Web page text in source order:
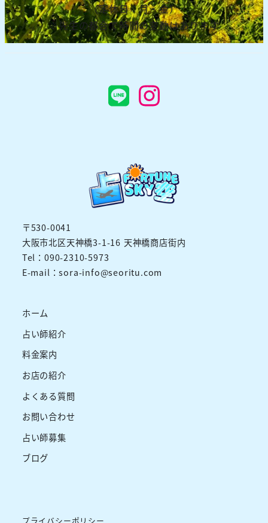
（定休日：月・金）
※先生の都合で時間の変動はあります
LINE
〒530-0041
大阪市北区天神橋3-1-16 天神橋商店街内
Tel：090-2310-5973
E-mail：sora-info@seoritu.com
ホーム
占い師紹介
料金案内
お店の紹介
よくある質問
お問い合わせ
占い師募集
ブログ
プライバシーポリシー